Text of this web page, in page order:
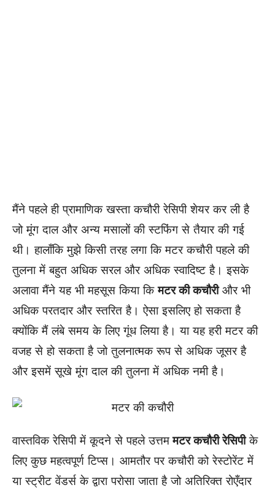
मैंने पहले ही प्रामाणिक खस्ता कचौरी रेसिपी शेयर कर ली है
जो मूंग दाल और अन्य मसालों की स्टफिंग से तैयार की गई
थी। हालाँकि मुझे किसी तरह लगा कि मटर कचौरी पहले की
तुलना में बहुत अधिक सरल और अधिक स्वादिष्ट है। इसके
अलावा मैंने यह भी महसूस किया किमटर की कचौरीऔर भी
अधिक परतदार और स्तरित है। ऐसा इसलिए हो सकता है
क्योंकि मैं लंबे समय के लिए गूंध लिया है। या यह हरी मटर की
वजह से हो सकता है जो तुलनात्मक रूप से अधिक जूसर है
और इसमें सूखे मूंग दाल की तुलना में अधिक नमी है।
वास्तविक रेसिपी में कूदने से पहले उत्तममटर कचौरी रेसिपीके
लिए कुछ महत्वपूर्ण टिप्स। आमतौर पर कचौरी को रेस्टोरेंट में
या स्ट्रीट वेंडर्स के द्वारा परोसा जाता है जो अतिरिक्त रोएँदार